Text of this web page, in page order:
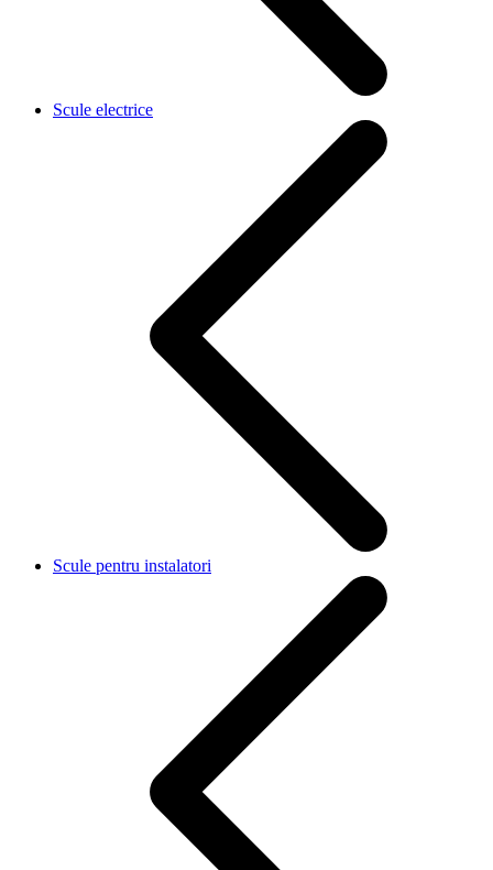
Scule electrice
Scule pentru instalatori